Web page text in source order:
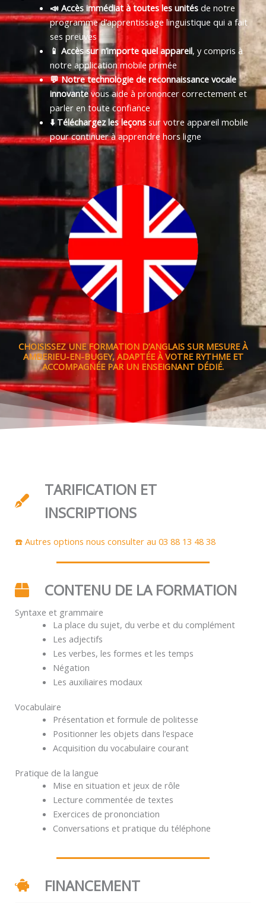
📣 Accès immédiat à toutes les unitésde notre
programme d’apprentissage linguistique qui a fait
ses preuves
📱 Accès sur n’importe quel appareil, y compris à
notre application mobile primée
💬 Notre technologie de reconnaissance vocale
innovantevous aide à prononcer correctement et
parler en toute confiance
⬇️ Téléchargez les leçonssur votre appareil mobile
pour continuer à apprendre hors ligne
CHOISISSEZ UNE FORMATION D’ANGLAIS SUR MESURE À
AMBERIEU-EN-BUGEY, ADAPTÉE À VOTRE RYTHME ET
ACCOMPAGNÉE PAR UN ENSEIGNANT DÉDIÉ.
TARIFICATION ET
INSCRIPTIONS
☎️ Autres options nous consulter au 03 88 13 48 38
CONTENU DE LA FORMATION
Syntaxe et grammaire
La place du sujet, du verbe et du complément
Les adjectifs
Les verbes, les formes et les temps
Négation
Les auxiliaires modaux
Vocabulaire
Présentation et formule de politesse
Positionner les objets dans l’espace
Acquisition du vocabulaire courant
Pratique de la langue
Mise en situation et jeux de rôle
Lecture commentée de textes
Exercices de prononciation
Conversations et pratique du téléphone
FINANCEMENT